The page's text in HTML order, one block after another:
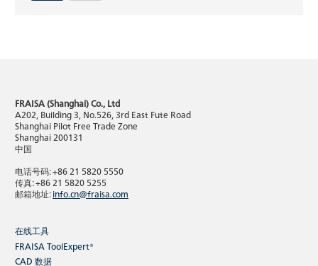
FRAISA (Shanghai) Co., Ltd
A202, Building 3, No.526, 3rd East Fute Road
Shanghai Pilot Free Trade Zone
Shanghai 200131
中国
电话号码: +86 21 5820 5550
传真: +86 21 5820 5255
邮箱地址:info.cn@fraisa.com
在线工具
FRAISA ToolExpert®
CAD 数据